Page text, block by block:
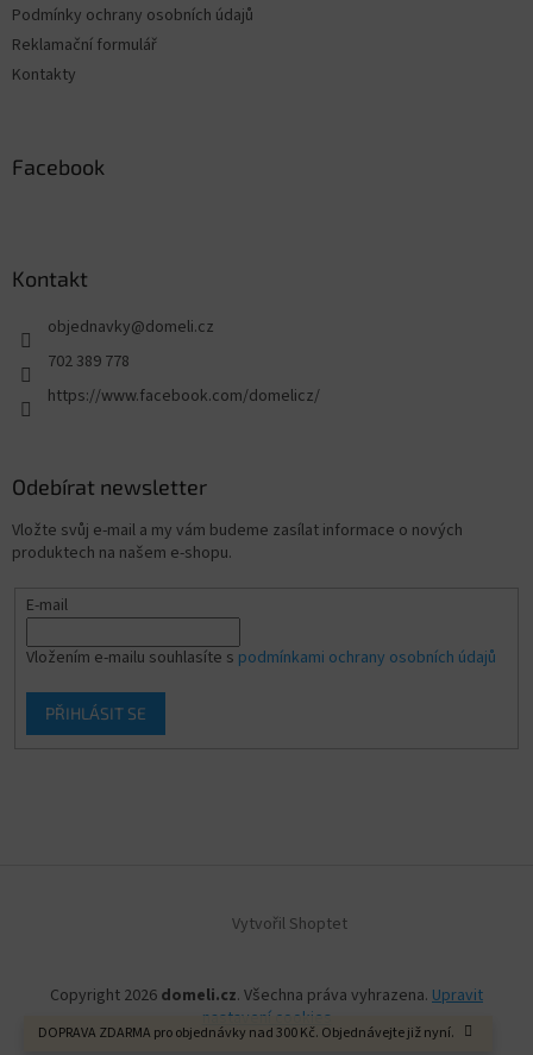
DOPRAVA ZDARMA pro objednávky nad 300 Kč. Objednávejte již nyní.
Podmínky ochrany osobních údajů
Reklamační formulář
Kontakty
Facebook
Kontakt
objednavky@domeli.cz
702 389 778
https://www.facebook.com/domelicz/
Odebírat newsletter
Vložte svůj e-mail a my vám budeme zasílat informace o nových
produktech na našem e-shopu.
E-mail
Vložením e-mailu souhlasíte s podmínkami ochrany osobních údajů
PŘIHLÁSIT SE
Vytvořil Shoptet
Copyright 2026 domeli.cz. Všechna práva vyhrazena. Upravit
nastavení cookies